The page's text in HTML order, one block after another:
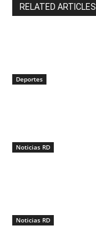
RELATED ARTICLES
Deportes
Noticias RD
Noticias RD